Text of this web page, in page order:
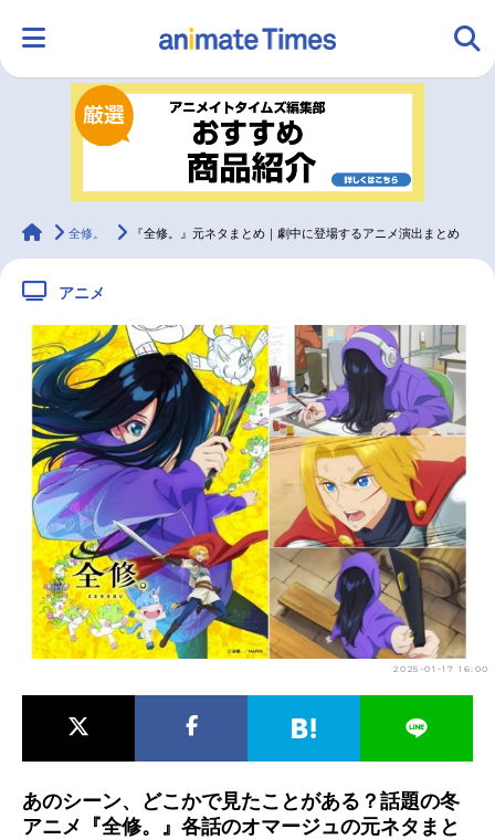
ランキング アニメ
ラジオ
2.5次元 配信・Vtuber トレンド 無料マンガ
最新記事一覧
アニメ記事一覧 声優記事一覧
アニメ映画一覧 実写化映画一覧
今期アニメ曜日別一覧
春アニメ 夏アニメ
男性声優/女性声優一覧
animateTimes
全修。 『全修。』元ネタまとめ｜劇中に登場するアニメ演出まとめ
アニメ
2025-01-17 16:00
あのシーン、どこかで見たことがある？話題の冬
アニメ『全修。』各話のオマージュの元ネタまと